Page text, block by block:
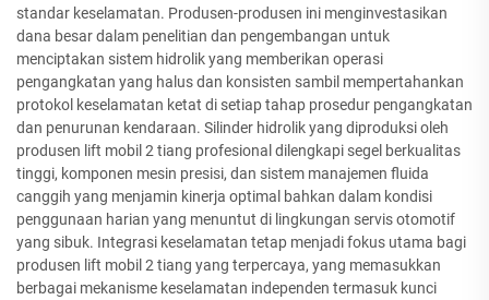
standar keselamatan. Produsen-produsen ini menginvestasikan
dana besar dalam penelitian dan pengembangan untuk
menciptakan sistem hidrolik yang memberikan operasi
pengangkatan yang halus dan konsisten sambil mempertahankan
protokol keselamatan ketat di setiap tahap prosedur pengangkatan
dan penurunan kendaraan. Silinder hidrolik yang diproduksi oleh
produsen lift mobil 2 tiang profesional dilengkapi segel berkualitas
tinggi, komponen mesin presisi, dan sistem manajemen fluida
canggih yang menjamin kinerja optimal bahkan dalam kondisi
penggunaan harian yang menuntut di lingkungan servis otomotif
yang sibuk. Integrasi keselamatan tetap menjadi fokus utama bagi
produsen lift mobil 2 tiang yang terpercaya, yang memasukkan
berbagai mekanisme keselamatan independen termasuk kunci